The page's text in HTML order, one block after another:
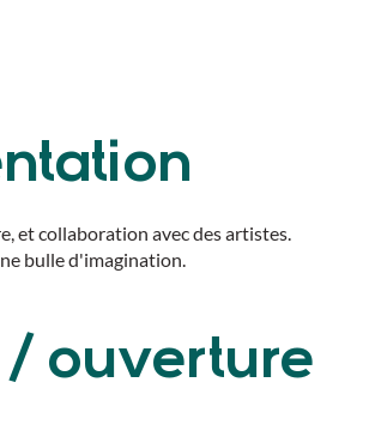
et collaboration avec des artistes.
bulle d'imagination.
/ ouverture